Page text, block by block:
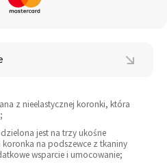
z nieelastycznej koronki, która
jest na trzy ukośne
koronka na podszewce z tkaniny
wsparcie i umocowanie;